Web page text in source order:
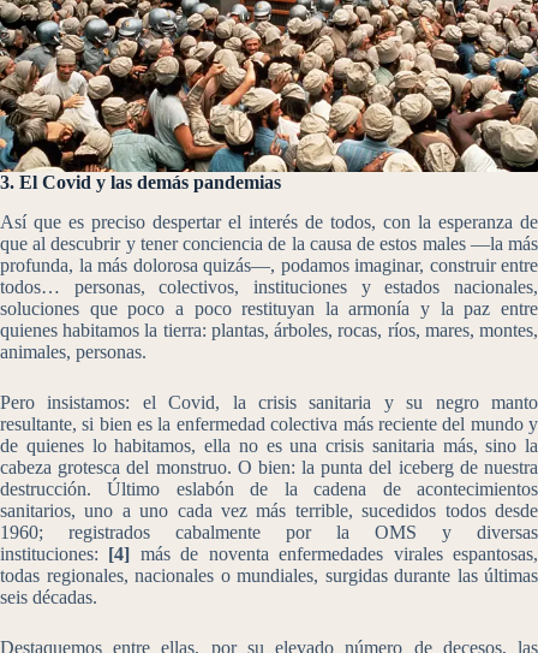
3. El Covid y las demás pandemias
Así que es preciso despertar el interés de todos, con la esperanza de
que al descubrir y tener conciencia de la causa de estos males ―la más
profunda, la más dolorosa quizás―, podamos imaginar, construir entre
todos… personas, colectivos, instituciones y estados nacionales,
soluciones que poco a poco restituyan la armonía y la paz entre
quienes habitamos la tierra: plantas, árboles, rocas, ríos, mares, montes,
animales, personas.
Pero insistamos: el Covid, la crisis sanitaria y su negro manto
resultante, si bien es la enfermedad colectiva más reciente del mundo y
de quienes lo habitamos, ella no es una crisis sanitaria más, sino la
cabeza grotesca del monstruo. O bien: la punta del iceberg de nuestra
destrucción. Último eslabón de la cadena de acontecimientos
sanitarios, uno a uno cada vez más terrible, sucedidos todos desde
1960; registrados cabalmente por la OMS y diversas
instituciones: [4] más de noventa enfermedades virales espantosas,
todas regionales, nacionales o mundiales, surgidas durante las últimas
seis décadas.
Destaquemos entre ellas, por su elevado número de decesos, las